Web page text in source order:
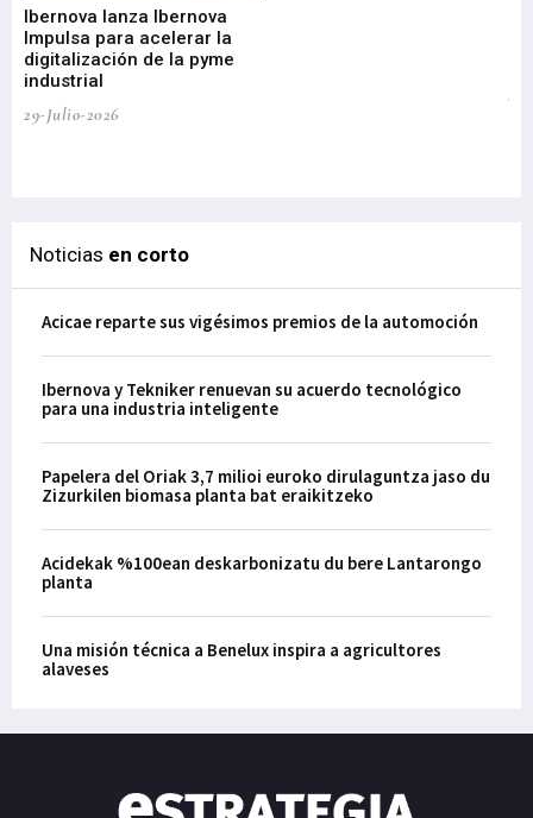
Ibernova lanza Ibernova
Impulsa para acelerar la
digitalización de la pyme
industrial
29-Julio-2026
Noticias en corto
Acicae reparte sus vigésimos premios de la automoción
Ibernova y Tekniker renuevan su acuerdo tecnológico
para una industria inteligente
Papelera del Oriak 3,7 milioi euroko dirulaguntza jaso du
Zizurkilen biomasa planta bat eraikitzeko
Acidekak %100ean deskarbonizatu du bere Lantarongo
planta
Una misión técnica a Benelux inspira a agricultores
alaveses